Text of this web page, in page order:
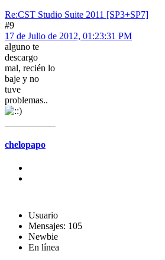
Re:CST Studio Suite 2011 [SP3+SP7]
#9
17 de Julio de 2012, 01:23:31 PM
alguno te
descargo
mal, recién lo
baje y no
tuve
problemas..
chelopapo
Usuario
Mensajes: 105
Newbie
En línea